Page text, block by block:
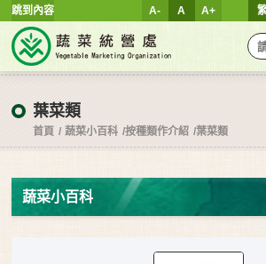
跳到內容 A- A A+
葉菜類
首頁 蔬菜小百科 按種類作介紹 葉菜類
蔬菜小百科